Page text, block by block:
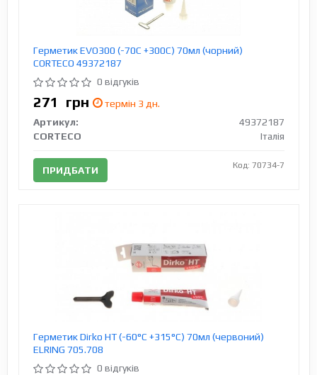
Герметик EVO300 (-70C +300C) 70мл (чорний)
CORTECO 49372187
0 відгуків
271 грн
термін 3 дн.
Артикул:
49372187
CORTECO
Італія
ПРИДБАТИ Код: 70734-7
Герметик Dirko HT (-60°C +315°C) 70мл (червоний)
ELRING 705.708
0 відгуків